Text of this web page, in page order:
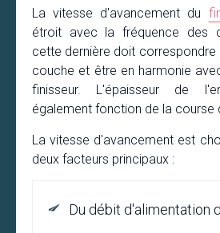
La vitesse d'avancement du
étroit avec la fréquence des
cette dernière doit correspondre
couche et être en harmonie
finisseur. L'épaisseur de
également fonction de la course
La vitesse d'avancement est
deux facteurs principaux :
Du débit d'alimentation